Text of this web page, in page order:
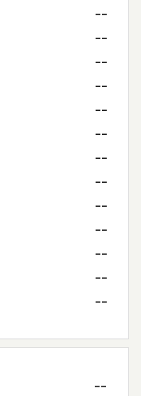
--
--
--
--
--
--
--
--
--
--
--
--
--
--